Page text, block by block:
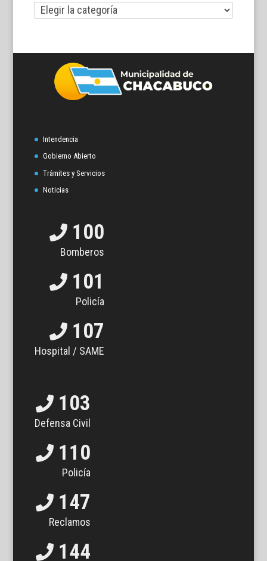
Por
temas
Intendencia
Gobierno Abierto
Trámites y Servicios
Noticias
100
Bomberos
101
Policía
107
Hospital / SAME
103
Defensa Civil
110
Policía
147
Reclamos
144